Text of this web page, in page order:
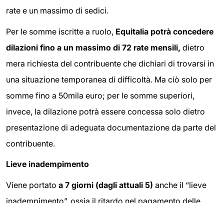
rate e un massimo di sedici.
Per le somme iscritte a ruolo, Equitalia potrà concedere
dilazioni fino a un massimo di 72 rate mensili, dietro
mera richiesta del contribuente che dichiari di trovarsi in
una situazione temporanea di difficoltà. Ma ciò solo per
somme fino a 50mila euro; per le somme superiori,
invece, la dilazione potrà essere concessa solo dietro
presentazione di adeguata documentazione da parte del
contribuente.
Lieve inadempimento
Viene portato a 7 giorni (dagli attuali 5) anche il “lieve
inadempimento”, ossia il ritardo nel pagamento delle